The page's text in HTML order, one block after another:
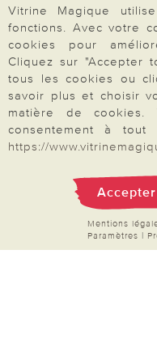
Demande de
Données
Droit de rétractation
Rétractation
Paiement &
À propos de
Vitrine Magique
fonctions. Avec votre
cookies pour
Cliquez sur "Accepter
tous les cookies ou
savoir plus et choisir
matière de cookies.
consentement à tout
https://
Mentions
Paramètres |